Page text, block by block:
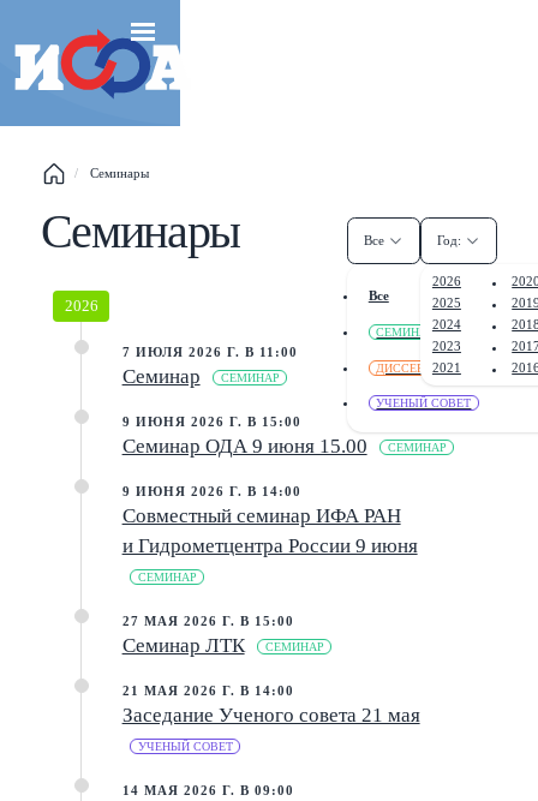
Семинары
Семинары Все
Все
СЕМИНАРЫ
ДИССЕРТАЦИОННЫЙ
УЧЕНЫЙ СОВЕТ
Год:
2026
2025
2024
2023
2021
2026
7 ИЮЛЯ 2026 Г. В 11:00
Семинар СЕМИНАР
9 ИЮНЯ 2026 Г. В 15:00
Семинар ОДА 9 июня 15.00 СЕМИНАР
9 ИЮНЯ 2026 Г. В 14:00
Совместный семинар ИФА РАН
и Гидрометцентра России 9 июня
СЕМИНАР
27 МАЯ 2026 Г. В 15:00
Семинар ЛТК СЕМИНАР
21 МАЯ 2026 Г. В 14:00
Заседание Ученого совета 21 мая
УЧЕНЫЙ СОВЕТ
14 МАЯ 2026 Г. В 09:00